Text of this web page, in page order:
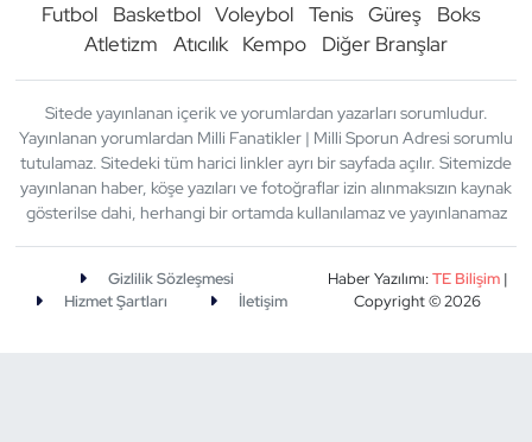
Futbol Basketbol Voleybol Tenis Güreş
Boks
Atletizm
Atıcılık Kempo Diğer Branşlar
Sitede yayınlanan içerik ve yorumlardan yazarları sorumludur.
Yayınlanan yorumlardan Milli Fanatikler | Milli Sporun Adresi sorumlu
tutulamaz. Sitedeki tüm harici linkler ayrı bir sayfada açılır. Sitemizde
yayınlanan haber, köşe yazıları ve fotoğraflar izin alınmaksızın kaynak
gösterilse dahi, herhangi bir ortamda kullanılamaz ve yayınlanamaz
Gizlilik Sözleşmesi
Hizmet Şartları
İletişim
Haber Yazılımı:TE Bilişim|
Copyright © 2026